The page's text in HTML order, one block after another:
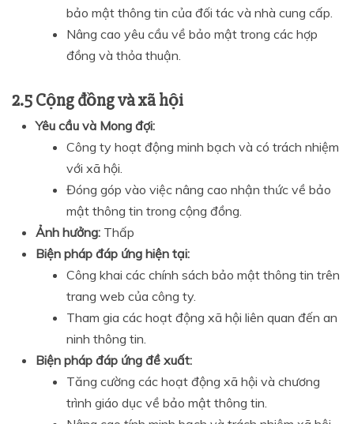
bảo mật thông tin của đối tác và nhà cung cấp.
Nâng cao yêu cầu về bảo mật trong các hợp
đồng và thỏa thuận.
2.5 Cộng đồng và xã hội
Yêu cầu và Mong đợi:
Công ty hoạt động minh bạch và có trách nhiệm
với xã hội.
Đóng góp vào việc nâng cao nhận thức về bảo
mật thông tin trong cộng đồng.
Ảnh hưởng: Thấp
Biện pháp đáp ứng hiện tại:
Công khai các chính sách bảo mật thông tin trên
trang web của công ty.
Tham gia các hoạt động xã hội liên quan đến an
ninh thông tin.
Biện pháp đáp ứng đề xuất:
Tăng cường các hoạt động xã hội và chương
trình giáo dục về bảo mật thông tin.